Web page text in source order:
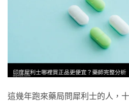
這幾年跑來藥局問犀利士的人，